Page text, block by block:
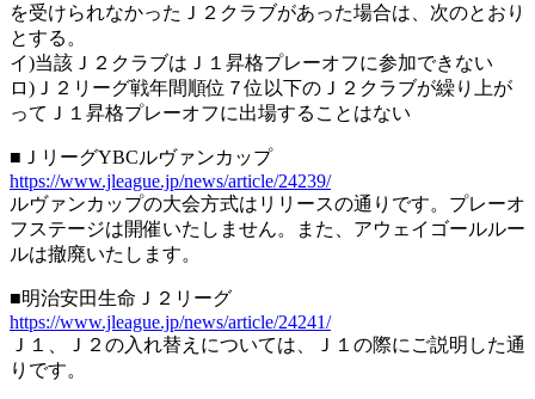
を受けられなかったＪ２クラブがあった場合は、次のとおり
とする。
イ)当該Ｊ２クラブはＪ１昇格プレーオフに参加できない
ロ)Ｊ２リーグ戦年間順位７位以下のＪ２クラブが繰り上が
ってＪ１昇格プレーオフに出場することはない
■ＪリーグYBCルヴァンカップ
https://www.jleague.jp/news/article/24239/
ルヴァンカップの大会方式はリリースの通りです。プレーオ
フステージは開催いたしません。また、アウェイゴールルー
ルは撤廃いたします。
■明治安田生命Ｊ２リーグ
https://www.jleague.jp/news/article/24241/
Ｊ１、Ｊ２の入れ替えについては、Ｊ１の際にご説明した通
りです。